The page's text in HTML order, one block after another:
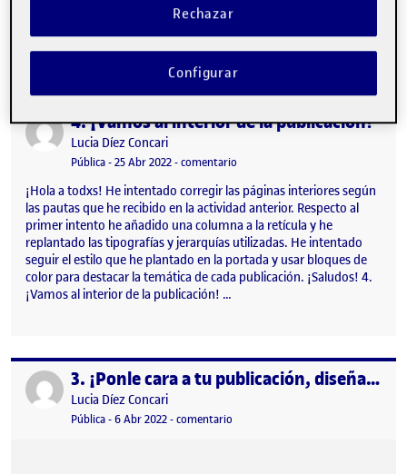
directamente a la página del artículo, en caso de que no se
busque saltar a un artículo concreto…
Publicado por4. ¡Vamos al interior de la publicación!
Publicado por
Lucia Díez Concari
Visibilidad:
Pública-Fecha de publicación
25 Abr 2022-comentario
¡Hola a todxs! He intentado corregir las páginas interiores según
las pautas que he recibido en la actividad anterior. Respecto al
primer intento he añadido una columna a la retícula y he
replantado las tipografías y jerarquías utilizadas. He intentado
seguir el estilo que he plantado en la portada y usar bloques de
color para destacar la temática de cada publicación. ¡Saludos! 4.
¡Vamos al interior de la publicación! …
Publicado por 3. ¡Ponle cara a tu publicación, diseña una portada!
Publicado por
Lucia Díez Concari
Visibilidad:
Pública-Fecha de publicación
6 Abr 20226 abril, 2022 8:47 am
-comentario
Rechazar
Configurar